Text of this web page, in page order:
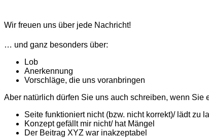
Wir freuen uns über jede Nachricht!
… und ganz besonders über:
Lob
Anerkennung
Vorschläge, die uns voranbringen
Aber natürlich dürfen Sie uns auch schreiben, wenn Sie
Seite funktioniert nicht (bzw. nicht korrekt)/ lädt zu
Konzept gefällt mir nicht/ hat Mängel
Der Beitrag XYZ war inakzeptabel